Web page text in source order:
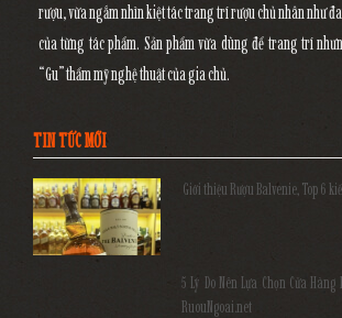
rượu, vừa ngắm nhìn kiệt táctrang trí rượuchủ nhân như
của từng tác phẩm. Sản phẩm vừa dùng để trang trí
“Gu” thẩm mỹ nghệ thuật của gia chủ.
TIN TỨC MỚI
Giới thiệu Rượu Balvenie, Top 6
5 Lý Do Nên Lựa Chọn Cửa
RuouNgoai.net